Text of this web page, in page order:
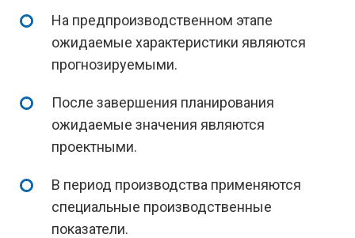
На предпроизводственном этапе
ожидаемые характеристики являются
прогнозируемыми.
После завершения планирования
ожидаемые значения являются
проектными.
В период производства применяются
специальные производственные
показатели.